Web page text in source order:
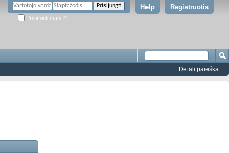
Registruotis
Help
Prisiminti mane?
Detali paieška